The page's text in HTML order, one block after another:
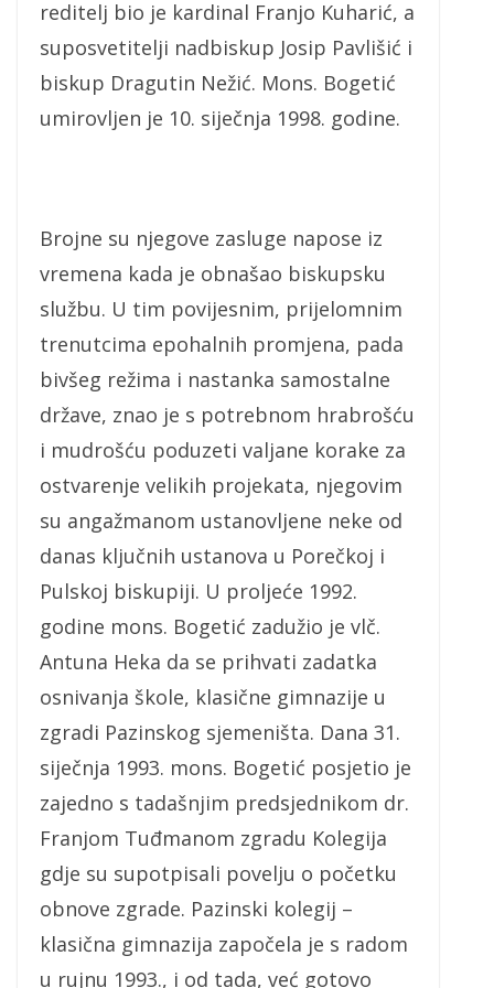
reditelj bio je kardinal Franjo Kuharić, a
suposvetitelji nadbiskup Josip Pavlišić i
biskup Dragutin Nežić. Mons. Bogetić
umirovljen je 10. siječnja 1998. godine.
Brojne su njegove zasluge napose iz
vremena kada je obnašao biskupsku
službu. U tim povijesnim, prijelomnim
trenutcima epohalnih promjena, pada
bivšeg režima i nastanka samostalne
države, znao je s potrebnom hrabrošću
i mudrošću poduzeti valjane korake za
ostvarenje velikih projekata, njegovim
su angažmanom ustanovljene neke od
danas ključnih ustanova u Porečkoj i
Pulskoj biskupiji. U proljeće 1992.
godine mons. Bogetić zadužio je vlč.
Antuna Heka da se prihvati zadatka
osnivanja škole, klasične gimnazije u
zgradi Pazinskog sjemeništa. Dana 31.
siječnja 1993. mons. Bogetić posjetio je
zajedno s tadašnjim predsjednikom dr.
Franjom Tuđmanom zgradu Kolegija
gdje su supotpisali povelju o početku
obnove zgrade. Pazinski kolegij –
klasična gimnazija započela je s radom
u rujnu 1993., i od tada, već gotovo